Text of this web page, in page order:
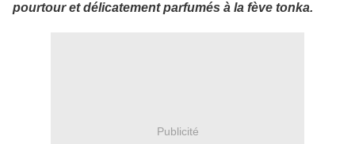
pourtour et délicatement parfumés à la fève tonka.
Publicité